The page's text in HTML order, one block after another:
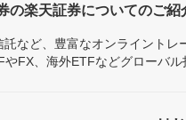
の楽天証券についてのご紹
託など、豊富なオンライント
やFX、海外ETFなどグローバ